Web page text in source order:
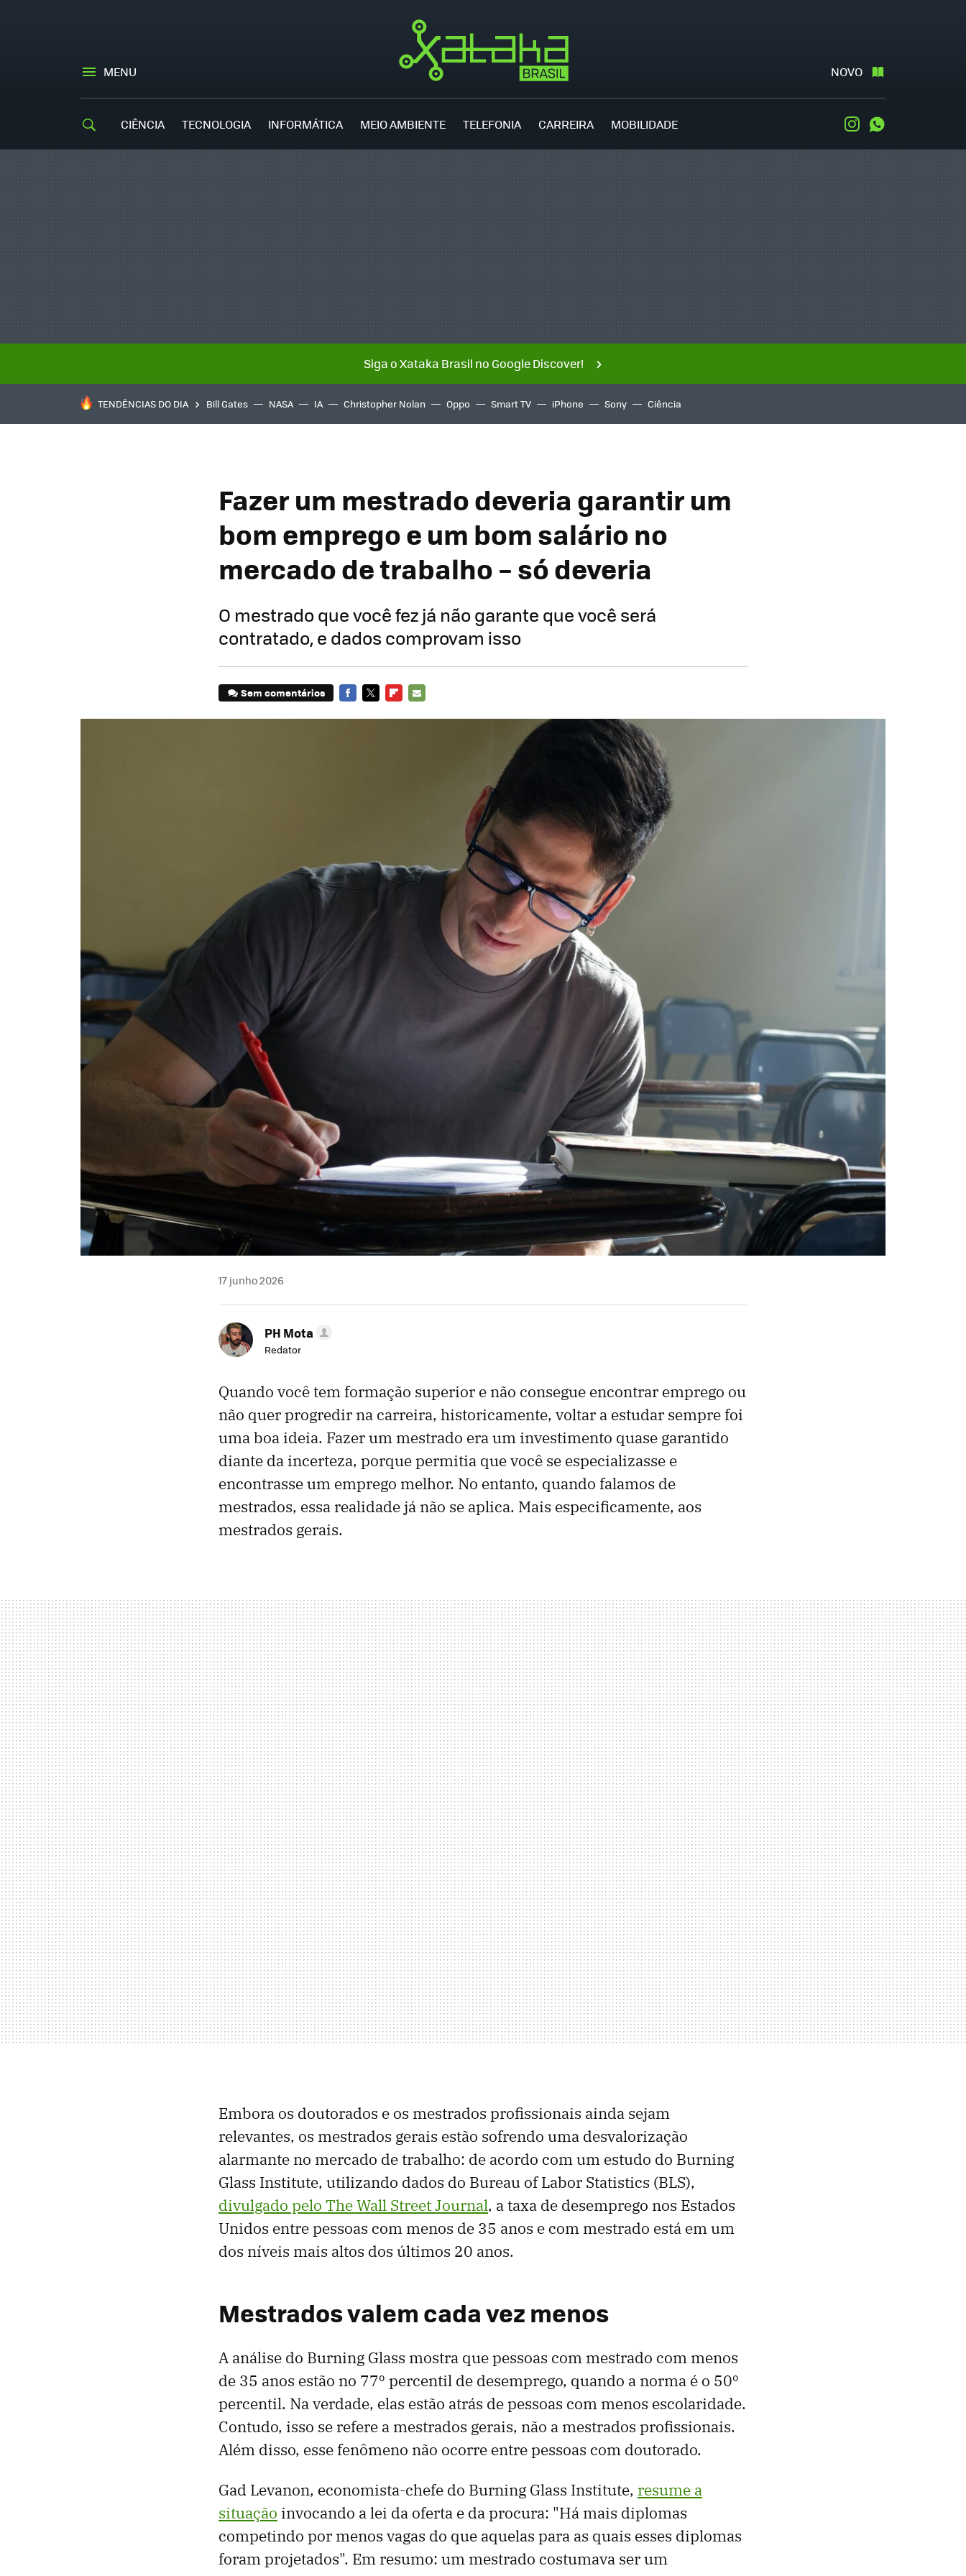
MENU NOVO
CIÊNCIA TECNOLOGIA INFORMÁTICA MEIO AMBIENTE TELEFONIA CARREIRA MOBILIDADE Instagram
Siga o Xataka Brasil no Google Discover!
TENDÊNCIAS DO DIA Bill Gates NASA IA Christopher Nolan Oppo Smart TV iPhone Sony Ciência
Fazer um mestrado deveria garantir um
bom emprego e um bom salário no
mercado de trabalho – só deveria
O mestrado que você fez já não garante que você será
contratado, e dados comprovam isso
Sem comentários
17 junho 2026
PH Mota
Redator
Quando você tem formação superior e não consegue encontrar emprego ou
não quer progredir na carreira, historicamente, voltar a estudar sempre foi
uma boa ideia. Fazer um mestrado era um investimento quase garantido
diante da incerteza, porque permitia que você se especializasse e
encontrasse um emprego melhor. No entanto, quando falamos de
mestrados, essa realidade já não se aplica. Mais especificamente, aos
mestrados gerais.
Embora os doutorados e os mestrados profissionais ainda sejam
relevantes, os mestrados gerais estão sofrendo uma desvalorização
alarmante no mercado de trabalho: de acordo com um estudo do Burning
Glass Institute, utilizando dados do Bureau of Labor Statistics (BLS),
divulgado pelo The Wall Street Journal, a taxa de desemprego nos Estados
Unidos entre pessoas com menos de 35 anos e com mestrado está em um
dos níveis mais altos dos últimos 20 anos.
Mestrados valem cada vez menos
A análise do Burning Glass mostra que pessoas com mestrado com menos
de 35 anos estão no 77º percentil de desemprego, quando a norma é o 50º
percentil. Na verdade, elas estão atrás de pessoas com menos escolaridade.
Contudo, isso se refere a mestrados gerais, não a mestrados profissionais.
Além disso, esse fenômeno não ocorre entre pessoas com doutorado.
Gad Levanon, economista-chefe do Burning Glass Institute, resume a
situação invocando a lei da oferta e da procura: "Há mais diplomas
competindo por menos vagas do que aquelas para as quais esses diplomas
foram projetados". Em resumo: um mestrado costumava ser um